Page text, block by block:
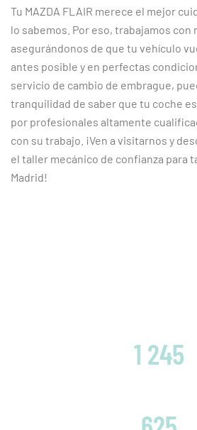
Tu MAZDA FLAIR merece el mejor
lo sabemos. Por eso, trabajamos con
asegurándonos de que tu vehículo
antes posible y en perfectas
servicio de cambio de embrague,
tranquilidad de saber que tu coche
por profesionales altamente
con su trabajo. ¡Ven a visitarnos y
el taller mecánico de confianza para
Madrid!
1 245